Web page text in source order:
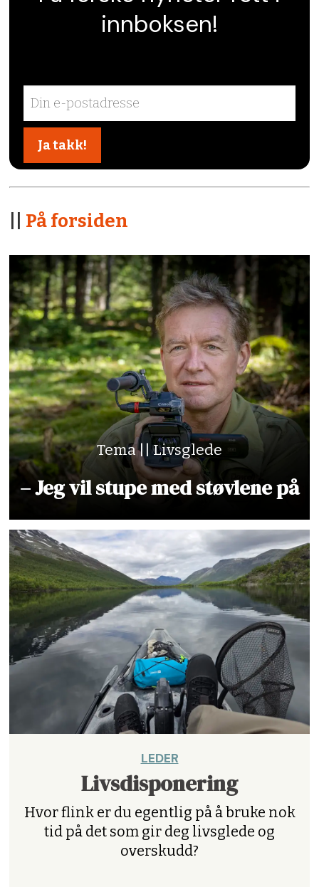
innboksen!
På forsiden
Tema || Livsglede
– Jeg vil stupe med støvlene på
LEDER
Livsdisponering
Hvor flink er du egentlig på å bruke nok
tid på det som gir deg livsglede og
overskudd?